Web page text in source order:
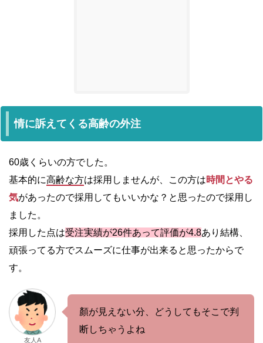
情に訴えてくる高齢の外注
60歳くらいの方でした。
基本的に高齢な方は採用しませんが、この方は時間とやる
気があったので採用してもいいかな？と思ったので採用し
ました。
採用した点は受注実績が26件あって評価が4.8あり結構、
頑張ってる方でスムーズに仕事が出来ると思ったからで
す。
友人A
顏が見えない分、どうしてもそこで判
断しちゃうよね